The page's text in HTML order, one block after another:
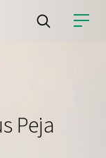
Peja